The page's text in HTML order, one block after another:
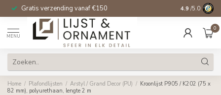
Gratis verzending vanaf €150 14 dagen
4.9 /5.0
MENU
0
Home / Plafondlijsten / Arstyl / Grand Decor (PU) / Kroonlijst P905 / K202 (75 x
82 mm), polyurethaan, lengte 2 m